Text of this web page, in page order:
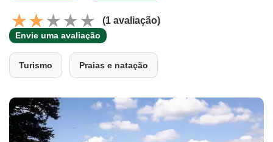
(1 avaliação)
Envie uma avaliação
Turismo Praias e natação